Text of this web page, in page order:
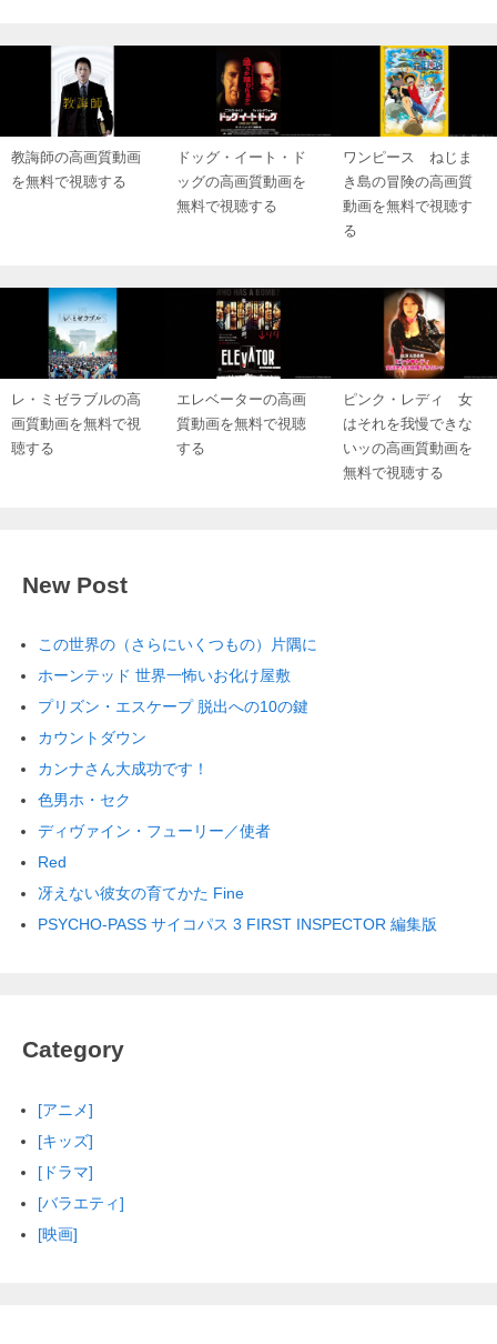
教誨師の高画質動画
を無料で視聴する
ドッグ・イート・ド
ッグの高画質動画を
無料で視聴する
ワンピース ねじま
き島の冒険の高画質
動画を無料で視聴す
る
レ・ミゼラブルの高
画質動画を無料で視
聴する
エレベーターの高画
質動画を無料で視聴
する
ピンク・レディ 女
はそれを我慢できな
いッの高画質動画を
無料で視聴する
New Post
この世界の（さらにいくつもの）片隅に
ホーンテッド 世界一怖いお化け屋敷
プリズン・エスケープ 脱出への10の鍵
カウントダウン
カンナさん大成功です！
色男ホ・セク
ディヴァイン・フューリー／使者
Red
冴えない彼女の育てかた Fine
PSYCHO-PASS サイコパス 3 FIRST INSPECTOR 編集版
Category
[アニメ]
[キッズ]
[ドラマ]
[バラエティ]
[映画]